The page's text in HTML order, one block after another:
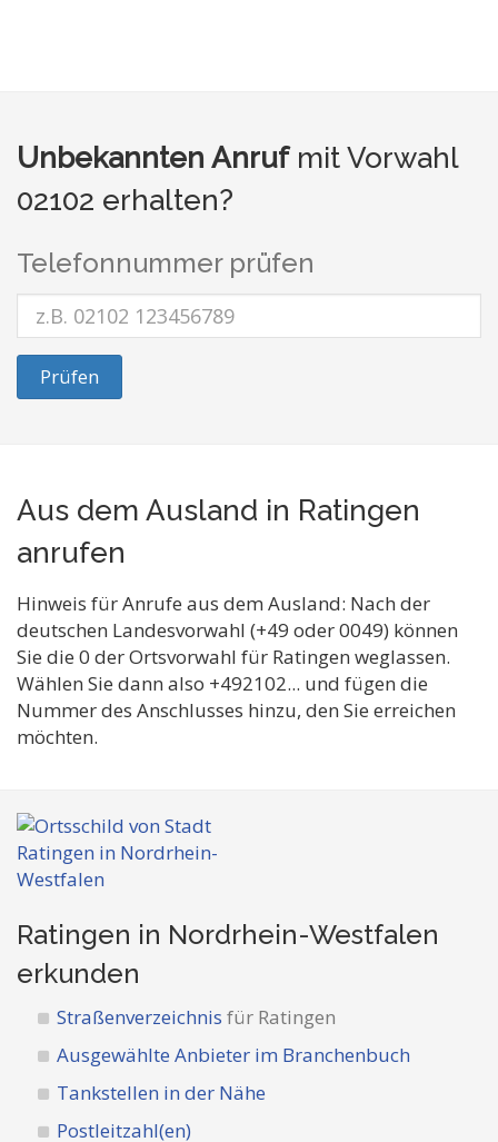
Unbekannten Anrufmit Vorwahl
02102 erhalten?
Telefonnummer prüfen
Prüfen
Aus dem Ausland in Ratingen
anrufen
Hinweis für Anrufe aus dem Ausland: Nach der
deutschen Landesvorwahl (+49 oder 0049) können
Sie die 0 der Ortsvorwahl für Ratingen weglassen.
Wählen Sie dann also +492102... und fügen die
Nummer des Anschlusses hinzu, den Sie erreichen
möchten.
Ratingen in Nordrhein-Westfalen
erkunden
Straßenverzeichnis für Ratingen
Ausgewählte Anbieter im Branchenbuch
Tankstellen in der Nähe
Postleitzahl(en)